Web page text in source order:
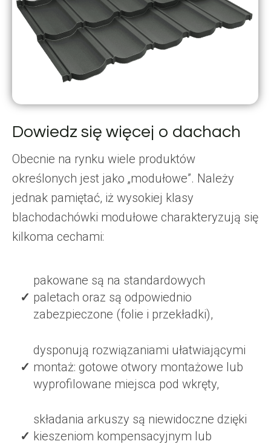
Dowiedz się więcej o dachach
Obecnie na rynku wiele produktów
określonych jest jako „modułowe”. Należy
jednak pamiętać, iż wysokiej klasy
blachodachówki modułowe charakteryzują się
kilkoma cechami:
pakowane są na standardowych
paletach oraz są odpowiednio
zabezpieczone (folie i przekładki),
dysponują rozwiązaniami ułatwiającymi
montaż: gotowe otwory montażowe lub
wyprofilowane miejsca pod wkręty,
składania arkuszy są niewidoczne dzięki
kieszeniom kompensacyjnym lub